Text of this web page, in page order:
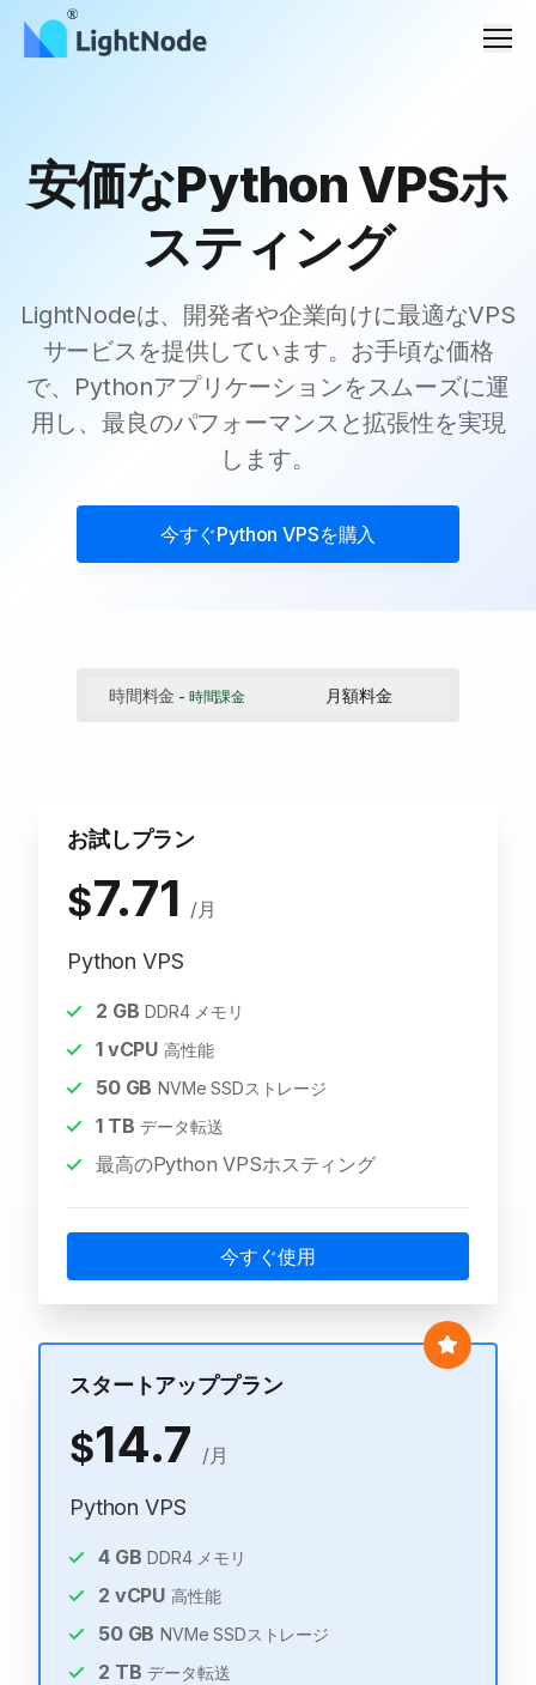
メ
安価なPython VPSホ
スティング
LightNodeは、開発者や企業向けに最適なVPS
サービスを提供しています。お手頃な価格
で、Pythonアプリケーションをスムーズに運
用し、最良のパフォーマンスと拡張性を実現
します。
今すぐPython VPSを購入
時間料金 - 時間課金 月額料金
お試しプラン
$7.71 /月
Python VPS
2 GB DDR4 メモリ
1vCPU 高性能
50GB NVMe SSDストレージ
1TB データ転送
最高のPython VPSホスティング
今すぐ使用
スタートアッププラン
$14.7 /月
Python VPS
4GB DDR4 メモリ
2 vCPU 高性能
50GB NVMe SSDストレージ
2 TB データ転送